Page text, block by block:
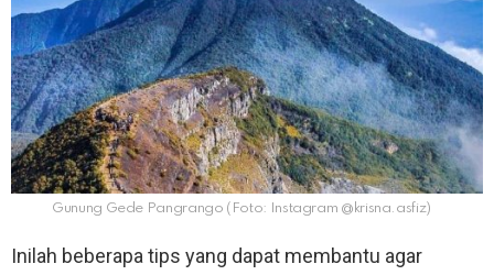
Gunung Gede Pangrango (Foto: Instagram @krisna.asfiz)
Inilah beberapa tips yang dapat membantu agar